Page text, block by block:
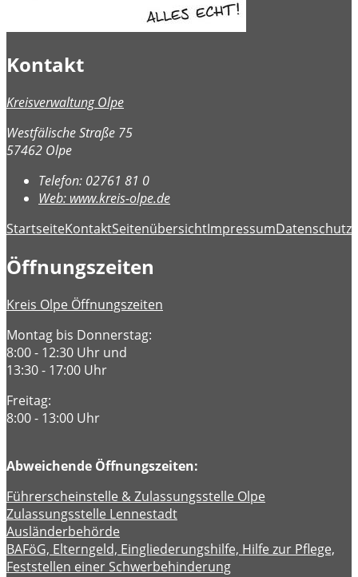
Kontakt
Kreisverwaltung Olpe
Westfälische Straße 75
57462 Olpe
Telefon: 02761 81 0
Web: www.kreis-olpe.de
StartseiteKontaktSeitenübersichtImpressumDatenschutz
Öffnungszeiten
Kreis Olpe Öffnungszeiten
Montag bis Donnerstag:
8:00 - 12:30 Uhr und
13:30 - 17:00 Uhr
Freitag:
8:00 - 13:00 Uhr
Abweichende Öffnungszeiten:
Führerscheinstelle & Zulassungsstelle Olpe
Zulassungsstelle Lennestadt
Ausländerbehörde
BAFöG, Elterngeld, Eingliederungshilfe, Hilfe zur Pflege,
Feststellen einer Schwerbehinderung